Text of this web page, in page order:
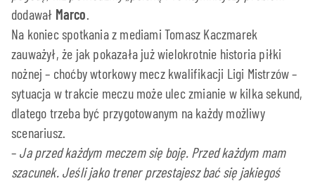
dodawał Marco.
Na koniec spotkania z mediami Tomasz Kaczmarek
zauważył, że jak pokazała już wielokrotnie historia piłki
nożnej – choćby wtorkowy mecz kwalifikacji Ligi Mistrzów –
sytuacja w trakcie meczu może ulec zmianie w kilka sekund,
dlatego trzeba być przygotowanym na każdy możliwy
scenariusz.
– Ja przed każdym meczem się boję. Przed każdym mam
szacunek. Jeśli jako trener przestajesz bać się jakiegoś